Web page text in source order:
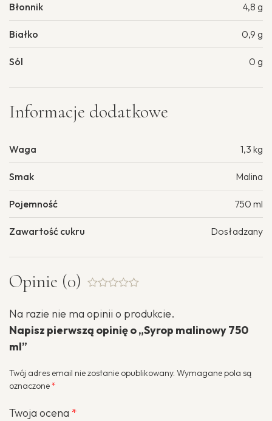
Błonnik 4,8 g
Białko 0,9 g
Sól 0 g
Informacje dodatkowe
Waga 1,3 kg
Smak Malina
Pojemność 750 ml
Zawartość cukru Dosładzany
Opinie (0)
na
Na razie nie ma opinii o produkcie.
Napisz pierwszą opinię o „Syrop malinowy 750
ml”
Twój adres email nie zostanie opublikowany. Wymagane pola są
oznaczone*
Twoja ocena *